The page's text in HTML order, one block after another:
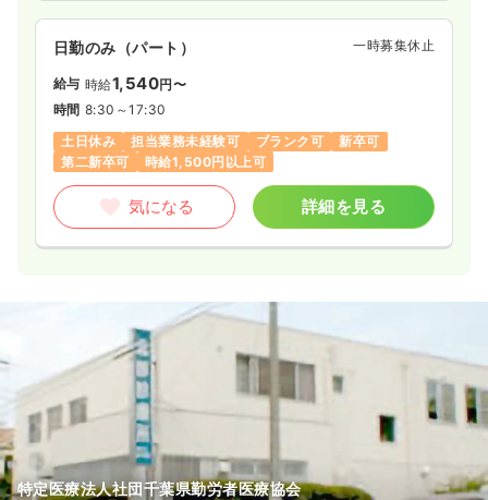
日勤のみ（パート） 一時募集休止
給与 時給1,540円〜
時間 8:30～17:30
土日休み
担当業務未経験可 ブランク可
新卒可
第二新卒可
時給1,500円以上可
気になる 詳細を見る
特定医療法人社団千葉県勤労者医療協会